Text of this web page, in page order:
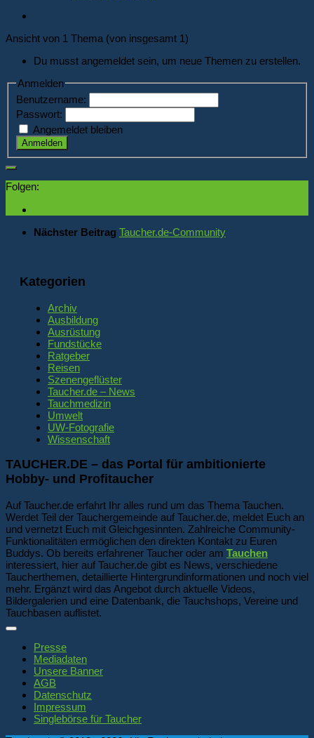
Ansicht von 1 Thema (von insgesamt 1)
Du musst angemeldet sein, um neue Themen zu erstellen.
Anmelden
Benutzername:
Passwort:
Angemeldet bleiben
Anmelden
Folgen:
Nächster Beitrag Taucher.de-Community
Kategorien
Archiv
Ausbildung
Ausrüstung
Fundstücke
Ratgeber
Reisen
Szenengeflüster
Taucher.de – News
Tauchmedizin
Umwelt
UW-Fotografie
Wissenschaft
TAUCHER.DE – das Portal für ambitionierte
Hobby- und Profitaucher
Auf Taucher.de erfahrt Ihr alles rund um das Thema Tauchen.
Werdet Teil der Tauchergemeinde auf Taucher.de, meldet Euch an
und vernetzt Euch mit Gleichgesinnten. Zahlreiche Community-
Funktionalitäten ermöglichen den direkten Kontakt zu Euren
Buddys. Ob bereits erfahrener Taucher oder am Tauchen
interessiert, hier auf Taucher.de gibt es News, verschiedene
Taucherthemen, detaillierte Hintergrundinformationen und noch viel
mehr. Ergänzt wird das Angebot durch aktuelle Videos,
Bildergalerien und eine Datenbank, die Tauchshops, Vereine und
Tauchbasen auflistet.
Presse
Mediadaten
Unsere Banner
AGB
Datenschutz
Impressum
Singlebörse für Taucher